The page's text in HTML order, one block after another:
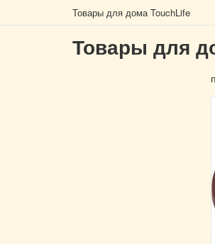
Товары для дома TouchLife
Товары для